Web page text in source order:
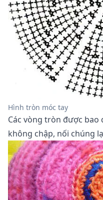
Hình tròn móc tay
Các vòng tròn được bao
không chập, nối chúng